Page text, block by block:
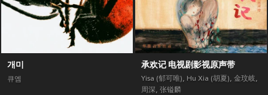
개미
큐엠
承欢记 电视剧影视原声带
Yisa (郁可唯), Hu Xia (胡夏), 金玟岐,
周深, 张镒麟